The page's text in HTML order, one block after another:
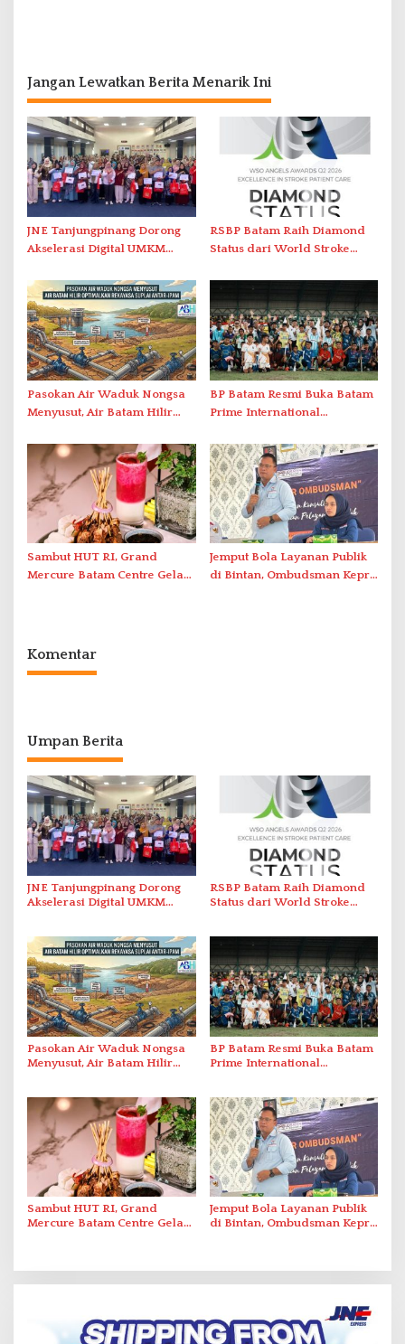
Jangan Lewatkan Berita Menarik Ini
JNE Tanjungpinang Dorong
Akselerasi Digital UMKM
2026
RSBP Batam Raih Diamond
Status dari World Stroke
Berstandar Internasional
Pasokan Air Waduk Nongsa
Menyusut, Air Batam Hilir
Antar-IPAM
BP Batam Resmi Buka Batam
Prime International
2026 di Stadion Temenggung
Abdul Jamal
Sambut HUT RI, Grand
Mercure Batam Centre Gelar
Jemput Bola Layanan Publik
di Bintan, Ombudsman Kepri
Komentar
Umpan Berita
JNE Tanjungpinang Dorong
Akselerasi Digital UMKM
RSBP Batam Raih Diamond
Status dari World Stroke
Berstandar Internasional
Pasokan Air Waduk Nongsa
Menyusut, Air Batam Hilir
BP Batam Resmi Buka Batam
Prime International
Abdul Jamal
Sambut HUT RI, Grand
Mercure Batam Centre Gelar
Jemput Bola Layanan Publik
di Bintan, Ombudsman Kepri